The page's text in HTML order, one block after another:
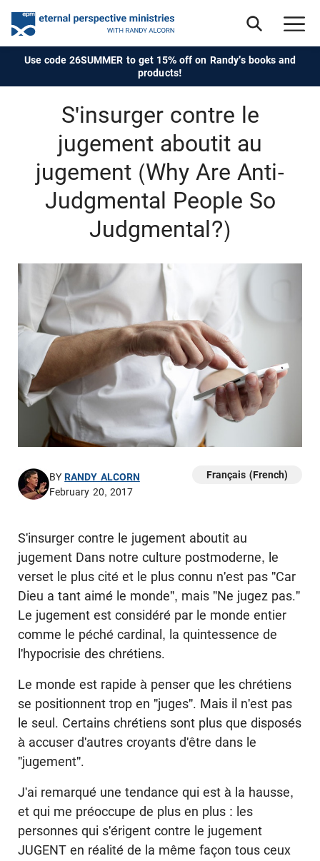
Use code 26SUMMER to get 15% off on Randy's books and
products!
S'insurger contre le
jugement aboutit au
jugement (Why Are Anti-
Judgmental People So
Judgmental?)
BYRANDY ALCORN
February 20, 2017
Français (French)
S'insurger contre le jugement aboutit au
jugement Dans notre culture postmoderne, le
verset le plus cité et le plus connu n'est pas "Car
Dieu a tant aimé le monde", mais "Ne jugez pas."
Le jugement est considéré par le monde entier
comme le péché cardinal, la quintessence de
l'hypocrisie des chrétiens.
Le monde est rapide à penser que les chrétiens
se positionnent trop en "juges". Mais il n'est pas
le seul. Certains chrétiens sont plus que disposés
à accuser d'autres croyants d'être dans le
"jugement".
J'ai remarqué une tendance qui est à la hausse,
et qui me préoccupe de plus en plus : les
personnes qui s'érigent contre le jugement
JUGENT en réalité de la même façon tous ceux